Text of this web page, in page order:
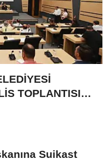
TOPLANTISI
Suikast